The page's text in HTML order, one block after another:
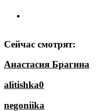
Сейчас смотрят:
Анастасия Брагина
alitishka0
negoniika